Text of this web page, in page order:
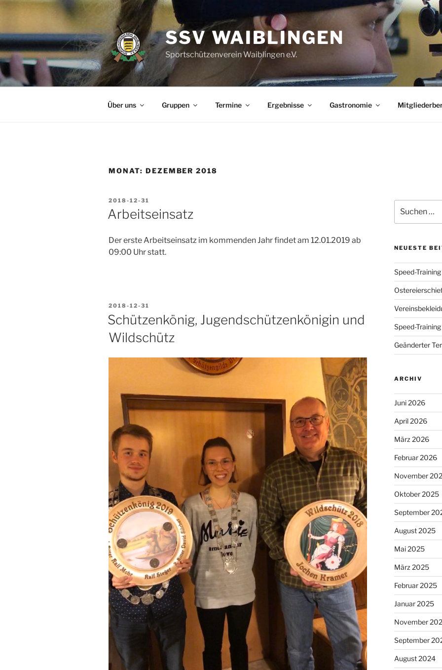
SSV WAIBLINGEN
Sportschützenverein Waiblingen e.V.
Über uns Gruppen Termine Ergebnisse Gastronomie
MONAT: DEZEMBER 2018
VERÖFFENTLICHT
AM
2018-12-31
Arbeitseinsatz
Der erste Arbeitseinsatz im kommenden Jahr findet am 12.01.2019 ab
09:00 Uhr statt.
VERÖFFENTLICHT
2018-12-31
Schützenkönig, Jugendschützenkönigin und
Wildschütz
nach:
NEUESTE
Speed-
Speed-
Geänderter
ARCHIV
Juni 2026
April 2026
März 2026
Februar 2026
November
Oktober 2025
September
August 2025
Mai 2025
März 2025
Februar 2025
Januar 2025
November
September
August 2024